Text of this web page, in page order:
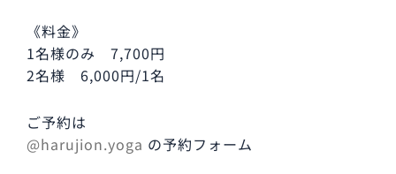
《料金》
1名様のみ 7,700円
2名様 6,000円/1名
ご予約は
@harujion.yoga の予約フォーム